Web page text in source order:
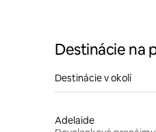
Destinácie na
Destinácie v okolí
Adelaide